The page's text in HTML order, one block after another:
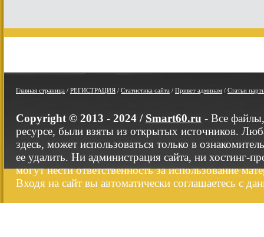
Главная страница / РЕГИСТРАЦИЯ / Статистика сайта / Привет админам / Статьи
Copyright © 2013 - 2024 / Smart60.ru - Все
ресурсе, были взяты из открытых источников.
здесь, может использоваться только в
ее удалить. Ни администрация сайта, ни хостинг-
могут нести ответственность за использование
Входя на сайт вы автоматически соглашаетесь с